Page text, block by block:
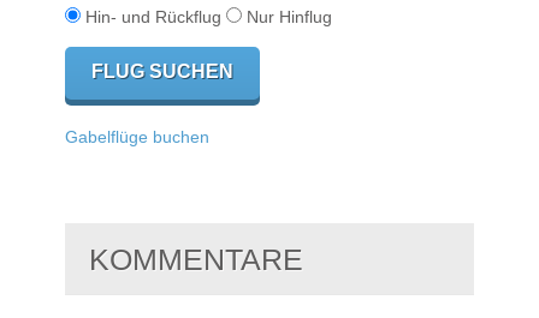
Hin- und Rückflug Nur Hinflug
Gabelflüge buchen
KOMMENTARE